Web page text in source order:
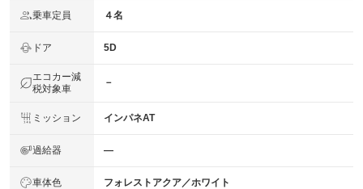
乗車定員 ４名
ドア 5D
エコカー減
税対象車
－
ミッション インパネAT
過給器 ―
車体色 フォレストアクア／ホワイト